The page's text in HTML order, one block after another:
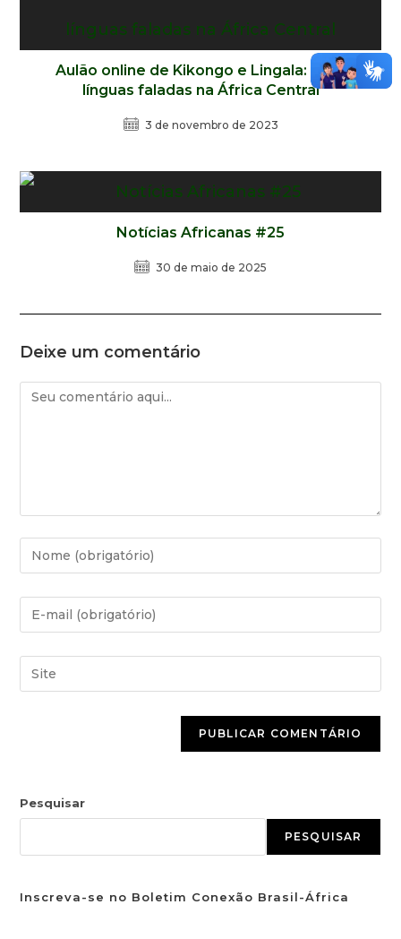
Aulão online de Kikongo e Lingala: duas
línguas faladas na África Central
3 de novembro de 2023
Notícias Africanas #25
30 de maio de 2025
Deixe um comentário
Pesquisar
PESQUISAR
Inscreva-se no Boletim Conexão Brasil-África